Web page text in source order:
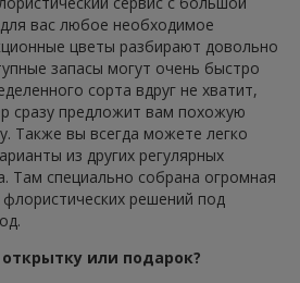
вас любое необходимое
цветы разбирают довольно
запасы могут очень быстро
сорта вдруг не хватит,
сразу предложит вам похожую
Также вы всегда можете легко
из других регулярных
Там специально собрана огромная
решений под
или подарок?